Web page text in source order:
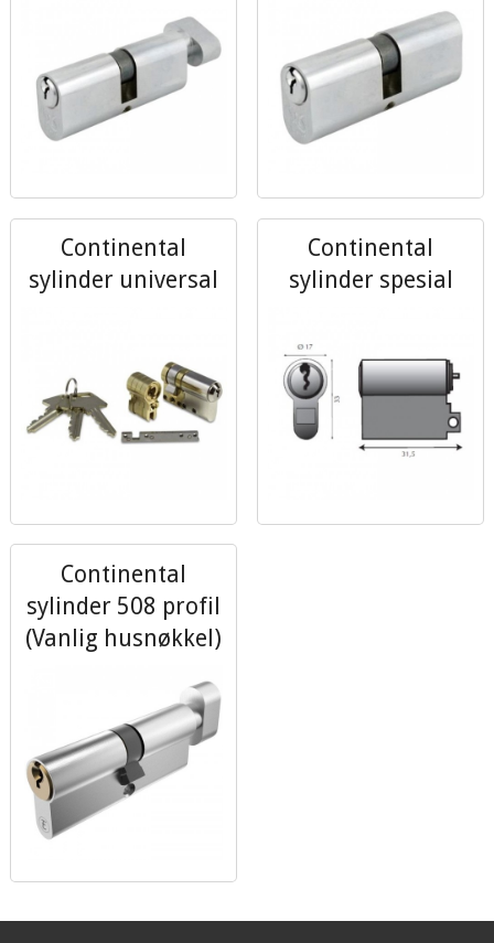
Continental
sylinder universal
Continental
sylinder spesial
Continental
sylinder 508 profil
(Vanlig husnøkkel)